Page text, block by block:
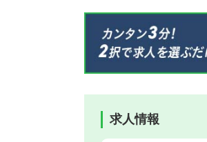
求人情報